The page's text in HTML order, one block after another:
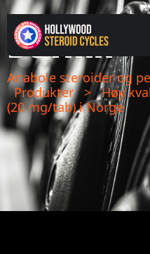
BUTIKK
Anabole steroider og
Produkter > Høy
(20 mg/tab) i Norge